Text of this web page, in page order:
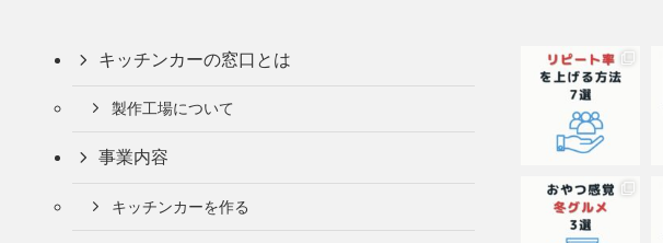
キッチンカーの窓口とは
製作工場について
事業内容
キッチンカーを作る